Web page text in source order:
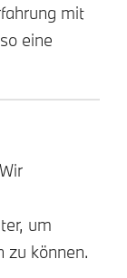
mit
eine
um
zu können.